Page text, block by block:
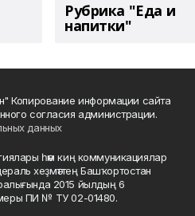
Рубрика "Еда и
напитки"
Копирование информации сайта
согласия администрации.
данных
һәм киң коммуникациялар
хеҙмәттең Башҡортостан
2015 йылдың 6
ПИ № ТУ 02-01480.